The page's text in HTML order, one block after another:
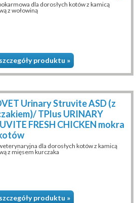
dla dorosłych kotów z kamicą
z wołowiną
produktu »
Urinary Struvite ASD (z
TPlus URINARY
FRESH CHICKEN mokra
dla dorosłych kotów z kamicą
z mięsem kurczaka
produktu »